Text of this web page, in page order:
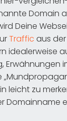
Domain
Deine
Traffic aus
idealerweise
Erwähnungen
leicht zu
Domainname